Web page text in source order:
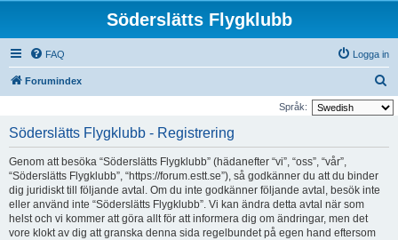
Söderslätts Flygklubb
FAQ Logga in
Forumindex
ö
Språk:
Söderslätts Flygklubb - Registrering
Genom att besöka “Söderslätts Flygklubb” (hädanefter “vi”, “oss”, “vår”,
“Söderslätts Flygklubb”, “https://forum.estt.se”), så godkänner du att du binder
dig juridiskt till följande avtal. Om du inte godkänner följande avtal, besök inte
eller använd inte “Söderslätts Flygklubb”. Vi kan ändra detta avtal när som
helst och vi kommer att göra allt för att informera dig om ändringar, men det
vore klokt av dig att granska denna sida regelbundet på egen hand eftersom